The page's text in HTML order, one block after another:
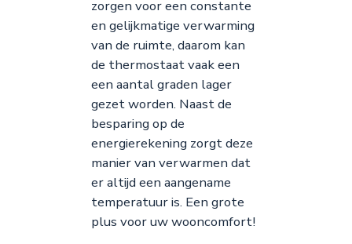
zorgen voor een constante
en gelijkmatige verwarming
van de ruimte, daarom kan
de thermostaat vaak een
een aantal graden lager
gezet worden. Naast de
besparing op de
energierekening zorgt deze
manier van verwarmen dat
er altijd een aangename
temperatuur is. Een grote
plus voor uw wooncomfort!